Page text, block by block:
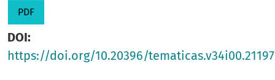
PDF
DOI:
https://doi.org/10.20396/tematicas.v34i00.21197